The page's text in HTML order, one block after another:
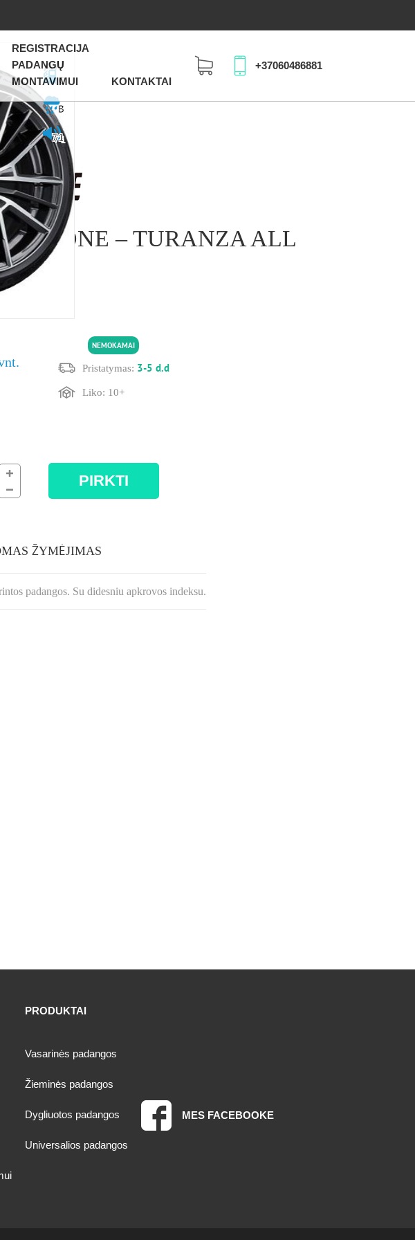
REGISTRACIJA
PADANGŲ
MONTAVIMUI
KONTAKTAI
+37060486881
C
B
71
– TURANZA ALL
6
NEMOKAMAI
Pristatymas: 3-5 d.d
Liko: 10+
PIRKTI
ŽYMĖJIMAS
padangos. Su didesniu apkrovos indeksu.
PRODUKTAI
Vasarinės padangos
Žieminės padangos
Dygliuotos padangos
Universalios padangos
MES FACEBOOKE